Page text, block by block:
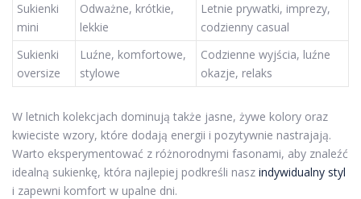
Sukienki
mini
Odważne, krótkie,
lekkie
Letnie prywatki, imprezy,
codzienny casual
Sukienki
oversize
Luźne, komfortowe,
stylowe
Codzienne wyjścia, luźne
okazje, relaks
W letnich kolekcjach dominują także jasne, żywe kolory oraz
kwieciste wzory, które dodają energii i pozytywnie nastrajają.
Warto eksperymentować z różnorodnymi fasonami, aby znaleźć
idealną sukienkę, która najlepiej podkreśli nasz indywidualny styl
i zapewni komfort w upalne dni.